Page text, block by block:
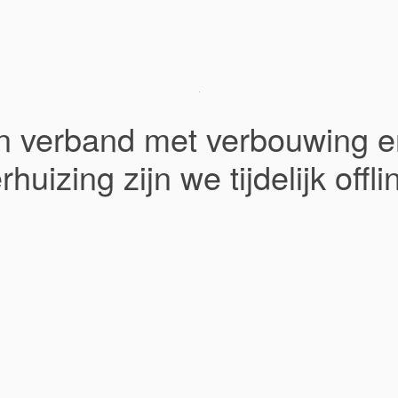
verband met verbouwing
zijn we tijdelijk